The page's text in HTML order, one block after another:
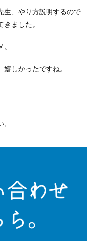
生、やり方説明するので
ました。
しかったですね。
。